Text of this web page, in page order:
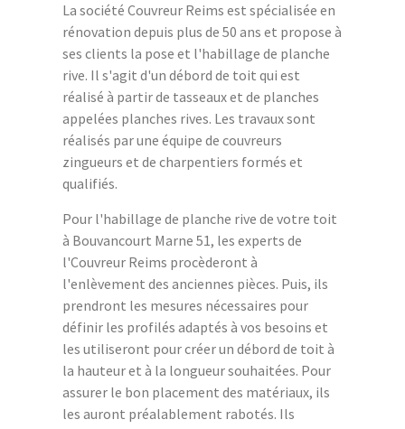
La société Couvreur Reims est spécialisée en
rénovation depuis plus de 50 ans et propose à
ses clients la pose et l'habillage de planche
rive. Il s'agit d'un débord de toit qui est
réalisé à partir de tasseaux et de planches
appelées planches rives. Les travaux sont
réalisés par une équipe de couvreurs
zingueurs et de charpentiers formés et
qualifiés.
Pour l'habillage de planche rive de votre toit
à Bouvancourt Marne 51, les experts de
l'Couvreur Reims procèderont à
l'enlèvement des anciennes pièces. Puis, ils
prendront les mesures nécessaires pour
définir les profilés adaptés à vos besoins et
les utiliseront pour créer un débord de toit à
la hauteur et à la longueur souhaitées. Pour
assurer le bon placement des matériaux, ils
les auront préalablement rabotés. Ils